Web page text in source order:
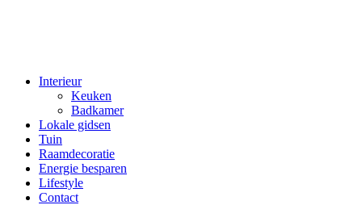
Interieur
Keuken
Badkamer
Lokale gidsen
Tuin
Raamdecoratie
Energie besparen
Lifestyle
Contact